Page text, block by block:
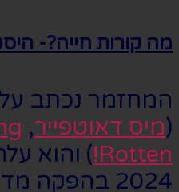
מה קורות חייה?-
המחזמר נכתב על
(מיס דאוטפייר,
Rotten! ) והוא
2024 בהפקה